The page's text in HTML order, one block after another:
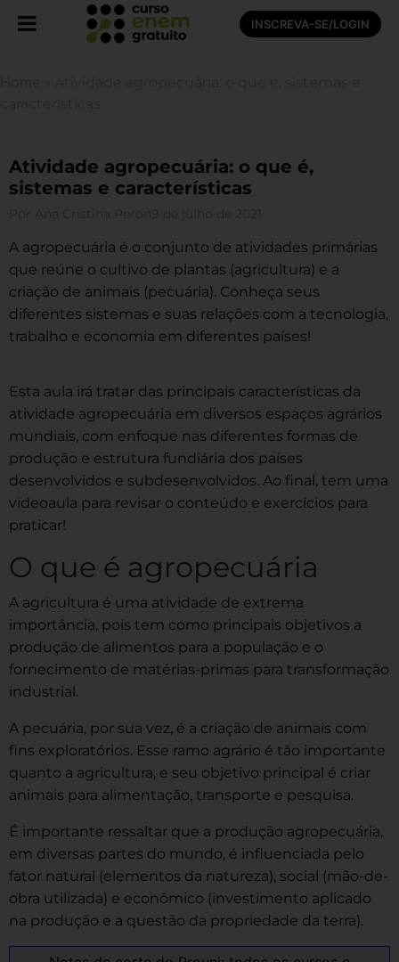
INSCREVA-SE/LOGIN
Atividade agropecuária: o que é,
sistemas e características
A agropecuária é o conjunto de atividades primárias
que reúne o cultivo de plantas (agricultura) e a
criação de animais (pecuária). Conheça seus
diferentes sistemas e suas relações com a tecnologia,
trabalho e economia em diferentes países!
Esta aula irá tratar das principais características da
atividade agropecuária em diversos espaços agrários
mundiais, com enfoque nas diferentes formas de
produção e estrutura fundiária dos países
desenvolvidos e subdesenvolvidos. Ao final, tem uma
videoaula para revisar o conteúdo e exercícios para
praticar!
O que é agropecuária
A agricultura é uma atividade de extrema
importância, pois tem como principais objetivos a
produção de alimentos para a população e o
fornecimento de matérias-primas para transformação
industrial.
A pecuária, por sua vez, é a criação de animais com
fins exploratórios. Esse ramo agrário é tão importante
quanto a agricultura, e seu objetivo principal é criar
animais para alimentação, transporte e pesquisa.
É importante ressaltar que a produção agropecuária,
em diversas partes do mundo, é influenciada pelo
fator natural (elementos da natureza), social (mão-de-
obra utilizada) e econômico (investimento aplicado
na produção e a questão da propriedade da terra).